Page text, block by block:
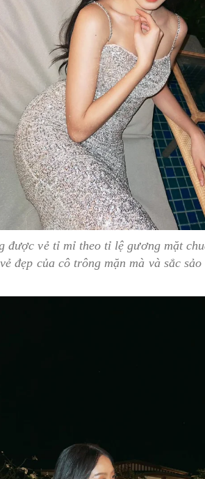
được vẻ tỉ mỉ theo tỉ lệ gương mặt
đẹp của cô trông mặn mà và sắc sảo